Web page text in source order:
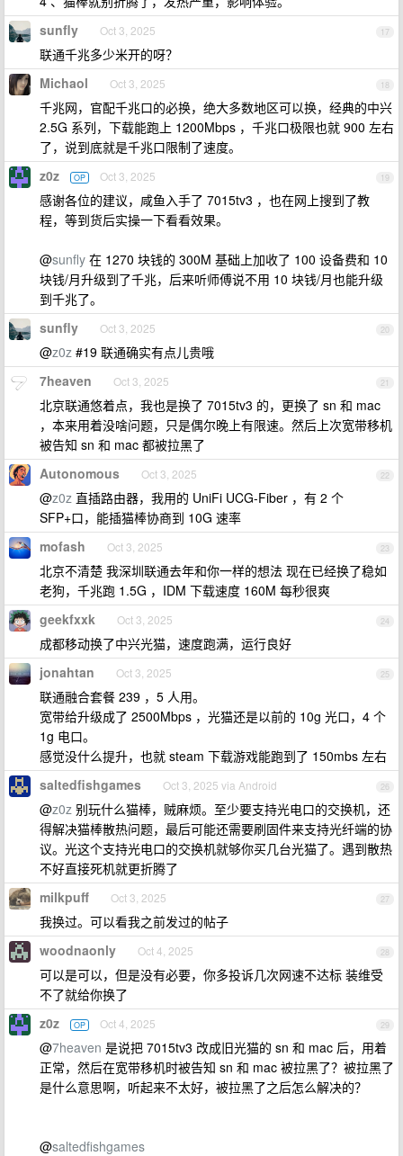
17
sunfly Oct 3, 2025
联通千兆多少米开的呀？
18
Michaol Oct 3, 2025
千兆网，官配千兆口的必换，绝大多数地区可以换，经典的中兴
2.5G 系列，下载能跑上 1200Mbps ，千兆口极限也就 900 左右
了，说到底就是千兆口限制了速度。
19
z0z OP Oct 3, 2025
感谢各位的建议，咸鱼入手了 7015tv3 ，也在网上搜到了教
程，等到货后实操一下看看效果。
@sunfly 在 1270 块钱的 300M 基础上加收了 100 设备费和 10
块钱/月升级到了千兆，后来听师傅说不用 10 块钱/月也能升级
到千兆了。
20
sunfly Oct 3, 2025
@z0z #19 联通确实有点儿贵哦
21
7heaven Oct 3, 2025
北京联通悠着点，我也是换了 7015tv3 的，更换了 sn 和 mac
，本来用着没啥问题，只是偶尔晚上有限速。然后上次宽带移机
被告知 sn 和 mac 都被拉黑了
22
Autonomous Oct 3, 2025
@z0z 直插路由器，我用的 UniFi UCG-Fiber ，有 2 个
SFP+口，能插猫棒协商到 10G 速率
23
mofash Oct 3, 2025
北京不清楚 我深圳联通去年和你一样的想法 现在已经换了稳如
老狗，千兆跑 1.5G ，IDM 下载速度 160M 每秒很爽
24
geekfxxk Oct 3, 2025
成都移动换了中兴光猫，速度跑满，运行良好
25
jonahtan Oct 3, 2025
联通融合套餐 239 ，5 人用。
宽带给升级成了 2500Mbps ，光猫还是以前的 10g 光口，4 个
1g 电口。
感觉没什么提升，也就 steam 下载游戏能跑到了 150mbs 左右
26
saltedfishgames Oct 3, 2025 via Android
@z0z 别玩什么猫棒，贼麻烦。至少要支持光电口的交换机，还
得解决猫棒散热问题，最后可能还需要刷固件来支持光纤端的协
议。光这个支持光电口的交换机就够你买几台光猫了。遇到散热
不好直接死机就更折腾了
27
milkpuff Oct 3, 2025
我换过。可以看我之前发过的帖子
28
woodnaonly Oct 4, 2025
可以是可以，但是没有必要，你多投诉几次网速不达标 装维受
不了就给你换了
29
z0z OP Oct 4, 2025
@7heaven 是说把 7015tv3 改成旧光猫的 sn 和 mac 后，用着
正常，然后在宽带移机时被告知 sn 和 mac 被拉黑了？被拉黑了
是什么意思啊，听起来不太好，被拉黑了之后怎么解决的？
@saltedfishgames